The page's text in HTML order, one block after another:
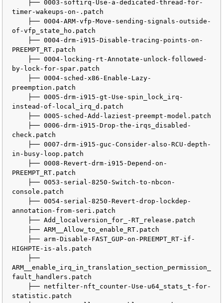
timer-wakeups-on-.patch
of-vfp_state_ho.patch
PREEMPT_RT.patch
by-lock-for-spar.patch
preemption.patch
instead-of-local_irq_d.patch
check.patch
in-busy-loop.patch
PREEMPT_RT.patch
console.patch
annotation-from-seri.patch
HIGHPTE-is-als.patch
ARM__enable_irq_in_translation_section_permission_
fault_handlers.patch
statistic.patch